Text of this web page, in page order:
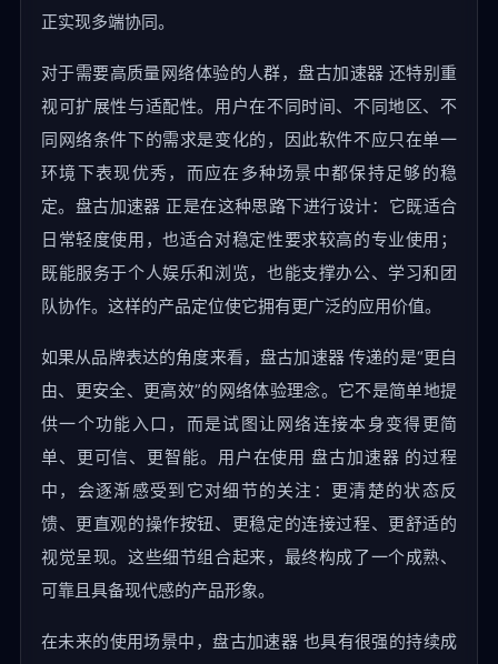
正实现多端协同。
对于需要高质量网络体验的人群，盘古加速器 还特别重
视可扩展性与适配性。用户在不同时间、不同地区、不
同网络条件下的需求是变化的，因此软件不应只在单一
环境下表现优秀，而应在多种场景中都保持足够的稳
定。盘古加速器 正是在这种思路下进行设计：它既适合
日常轻度使用，也适合对稳定性要求较高的专业使用；
既能服务于个人娱乐和浏览，也能支撑办公、学习和团
队协作。这样的产品定位使它拥有更广泛的应用价值。
如果从品牌表达的角度来看，盘古加速器 传递的是“更自
由、更安全、更高效”的网络体验理念。它不是简单地提
供一个功能入口，而是试图让网络连接本身变得更简
单、更可信、更智能。用户在使用 盘古加速器 的过程
中，会逐渐感受到它对细节的关注：更清楚的状态反
馈、更直观的操作按钮、更稳定的连接过程、更舒适的
视觉呈现。这些细节组合起来，最终构成了一个成熟、
可靠且具备现代感的产品形象。
在未来的使用场景中，盘古加速器 也具有很强的持续成